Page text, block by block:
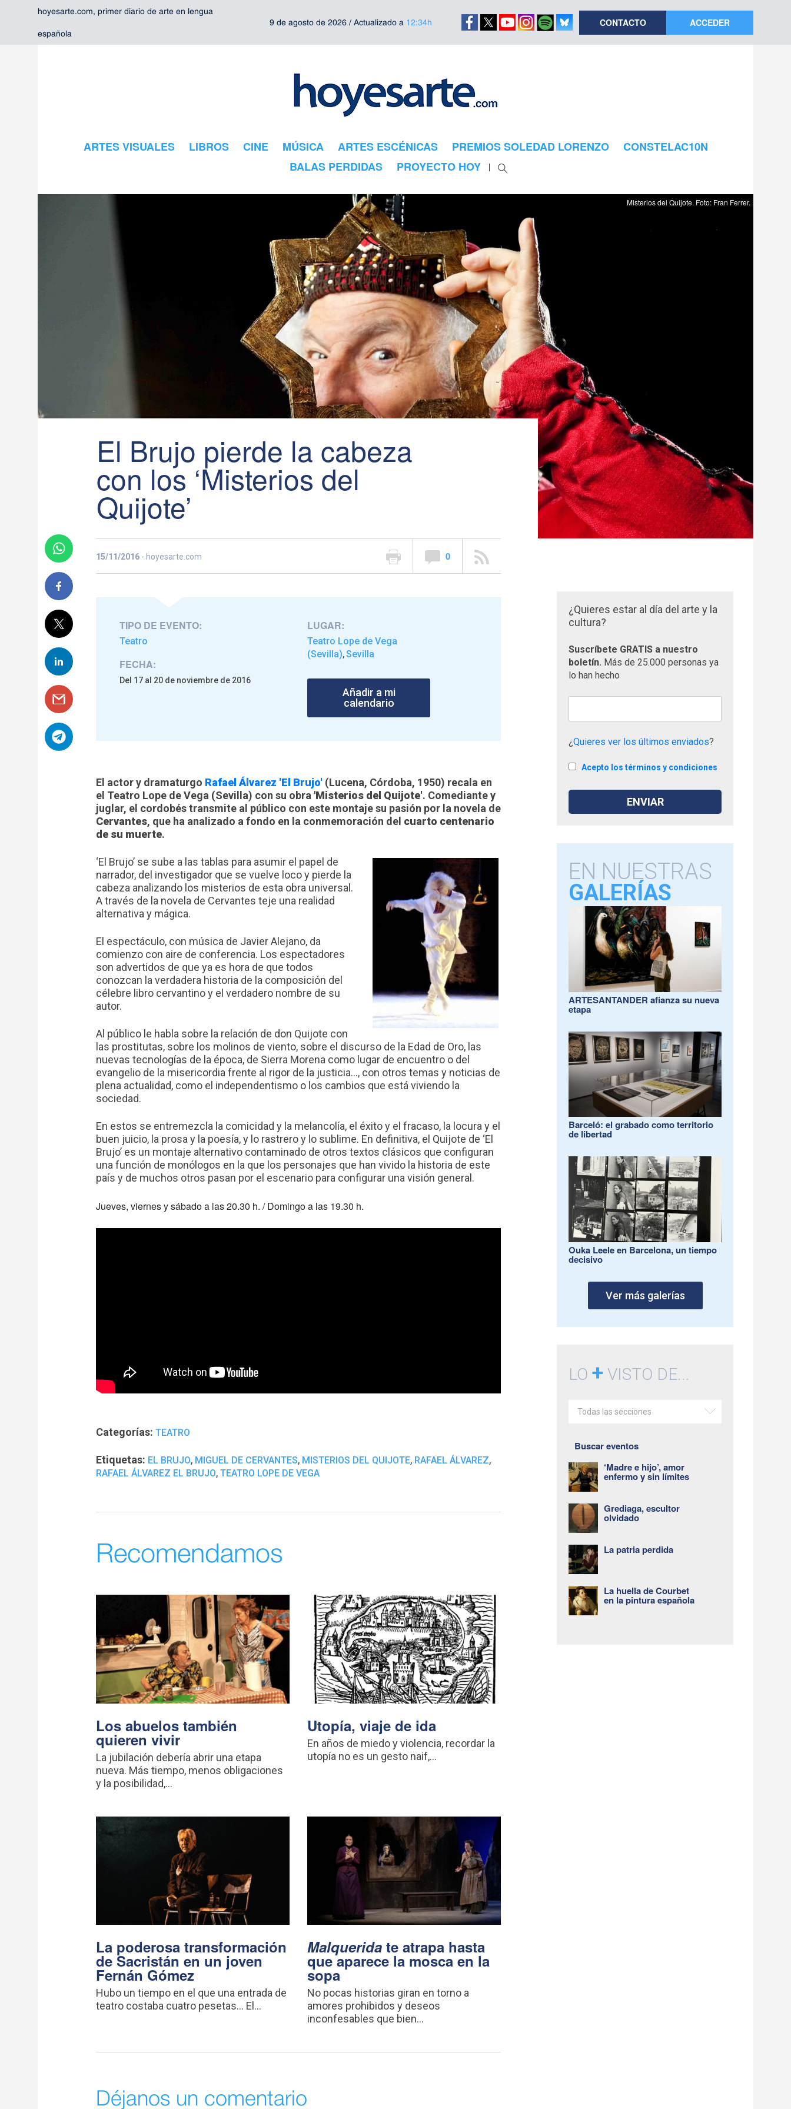
hoyesarte.com, primer diario de arte en lengua
española
9 de agosto de 2026 / Actualizado a 12:34h CONTACTO ACCEDER
ARTES VISUALES LIBROS CINE MÚSICA ARTES ESCÉNICAS PREMIOS SOLEDAD LORENZO
CONSTELAC10N
BALAS PERDIDAS
PROYECTO HOY
Misterios del Quijote. Foto: Fran Ferrer.
El Brujo pierde la cabeza
con los ‘Misterios del
Quijote’
15/11/2016 - hoyesarte.com 0
TIPO DE EVENTO:
Teatro
FECHA:
Del 17 al 20 de noviembre de 2016
LUGAR:
Teatro Lope de Vega
(Sevilla),Sevilla
Añadir a mi
calendario
El actor y dramaturgo Rafael Álvarez 'El Brujo' (Lucena, Córdoba, 1950) recala en
el Teatro Lope de Vega (Sevilla) con su obra 'Misterios del Quijote'. Comediante y
juglar, el cordobés transmite al público con este montaje su pasión por la novela de
Cervantes, que ha analizado a fondo en la conmemoración del cuarto centenario
de su muerte.
‘El Brujo’ se sube a las tablas para asumir el papel de
narrador, del investigador que se vuelve loco y pierde la
cabeza analizando los misterios de esta obra universal.
A través de la novela de Cervantes teje una realidad
alternativa y mágica.
El espectáculo, con música de Javier Alejano, da
comienzo con aire de conferencia. Los espectadores
son advertidos de que ya es hora de que todos
conozcan la verdadera historia de la composición del
célebre libro cervantino y el verdadero nombre de su
autor.
Al público le habla sobre la relación de don Quijote con
las prostitutas, sobre los molinos de viento, sobre el discurso de la Edad de Oro, las
nuevas tecnologías de la época, de Sierra Morena como lugar de encuentro o del
evangelio de la misericordia frente al rigor de la justicia…, con otros temas y noticias de
plena actualidad, como el independentismo o los cambios que está viviendo la
sociedad.
En estos se entremezcla la comicidad y la melancolía, el éxito y el fracaso, la locura y el
buen juicio, la prosa y la poesía, y lo rastrero y lo sublime. En definitiva, el Quijote de ‘El
Brujo’ es un montaje alternativo contaminado de otros textos clásicos que configuran
una función de monólogos en la que los personajes que han vivido la historia de este
país y de muchos otros pasan por el escenario para configurar una visión general.
Jueves, viernes y sábado a las 20.30 h. / Domingo a las 19.30 h.
Categorías: TEATRO
Etiquetas: EL BRUJO, MIGUEL DE CERVANTES, MISTERIOS DEL QUIJOTE, RAFAEL ÁLVAREZ,
RAFAEL ÁLVAREZ EL BRUJO, TEATRO LOPE DE VEGA
Recomendamos
Los abuelos también
quieren vivir
La jubilación debería abrir una etapa
nueva. Más tiempo, menos obligaciones
y la posibilidad,...
Utopía, viaje de ida
En años de miedo y violencia, recordar la
utopía no es un gesto naif,...
La poderosa transformación
de Sacristán en un joven
Fernán Gómez
Hubo un tiempo en el que una entrada de
teatro costaba cuatro pesetas… El...
Malquerida te atrapa hasta
que aparece la mosca en la
sopa
No pocas historias giran en torno a
amores prohibidos y deseos
inconfesables que bien...
Déjanos un comentario
¿Quieres estar al día del arte y la
cultura?
Suscríbete GRATIS a nuestro
boletín. Más de 25.000 personas ya
lo han hecho
¿Quieres ver los últimos enviados?
Acepto los términos y condiciones
EN NUESTRAS
GALERÍAS
ARTESANTANDER afianza su nueva
etapa
Barceló: el grabado como territorio
de libertad
Ouka Leele en Barcelona, un tiempo
decisivo
Ver más galerías
LO+ VISTO DE...
Todas las secciones
Buscar eventos
‘Madre e hijo’, amor
enfermo y sin límites
Grediaga, escultor
olvidado
La patria perdida
La huella de Courbet
en la pintura española